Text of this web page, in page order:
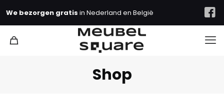
We bezorgen gratis in Nederland en België
Shop